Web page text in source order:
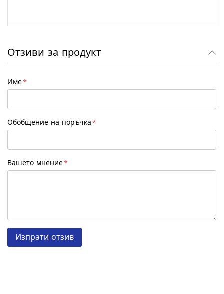
Отзиви за продукт
Име
Обобщение на поръчка
Вашето мнение
Изпрати отзив